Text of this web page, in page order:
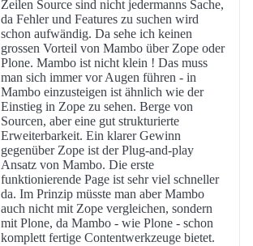
Zeilen Source sind nicht jedermanns Sache,
da Fehler und Features zu suchen wird
schon aufwändig. Da sehe ich keinen
grossen Vorteil von Mambo über Zope oder
Plone. Mambo ist nicht klein ! Das muss
man sich immer vor Augen führen - in
Mambo einzusteigen ist ähnlich wie der
Einstieg in Zope zu sehen. Berge von
Sourcen, aber eine gut strukturierte
Erweiterbarkeit. Ein klarer Gewinn
gegenüber Zope ist der Plug-and-play
Ansatz von Mambo. Die erste
funktionierende Page ist sehr viel schneller
da. Im Prinzip müsste man aber Mambo
auch nicht mit Zope vergleichen, sondern
mit Plone, da Mambo - wie Plone - schon
komplett fertige Contentwerkzeuge bietet.